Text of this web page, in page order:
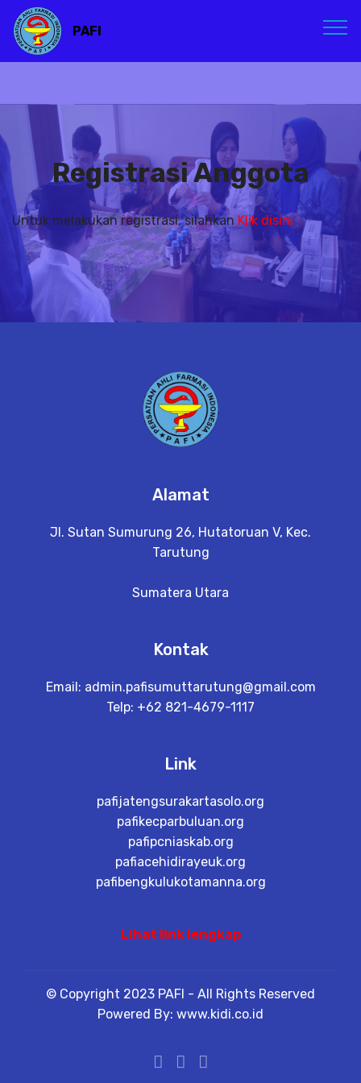
PAFI
Registrasi Anggota
Untuk melakukan registrasi, silahkan Klik disini
Alamat
Jl. Sutan Sumurung 26, Hutatoruan V, Kec.
Tarutung
Sumatera Utara
Kontak
Email: admin.pafisumuttarutung@gmail.com
Telp: +62 821-4679-1117
Link
pafijatengsurakartasolo.org
pafikecparbuluan.org
pafipcniaskab.org
pafiacehidirayeuk.org
pafibengkulukotamanna.org
Lihat link lengkap
© Copyright 2023 PAFI - All Rights Reserved
Powered By: www.kidi.co.id